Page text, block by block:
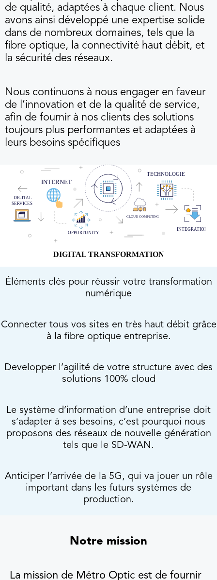
de qualité, adaptées à chaque client. Nous
avons ainsi développé une expertise solide
dans de nombreux domaines, tels que la
fibre optique, la connectivité haut débit, et
la sécurité des réseaux.
Nous continuons à nous engager en faveur
de l’innovation et de la qualité de service,
afin de fournir à nos clients des solutions
toujours plus performantes et adaptées à
leurs besoins spécifiques
DIGITAL TRANSFORMATION
Éléments clés pour réussir votre transformation
numérique
Connecter tous vos sites en très haut débit grâce
à la fibre optique entreprise.
Developper l’agilité de votre structure avec des
solutions 100% cloud
Le système d’information d’une entreprise doit
s’adapter à ses besoins, c’est pourquoi nous
proposons des réseaux de nouvelle génération
tels que le SD-WAN.
Anticiper l’arrivée de la 5G, qui va jouer un rôle
important dans les futurs systèmes de
production.
Notre mission
La mission de Métro Optic est de fournir